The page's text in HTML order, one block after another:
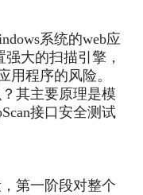
系统的web应
大的扫描引擎，
用程序的风险。
其主要原理是模
接口安全测试
第一阶段对整个